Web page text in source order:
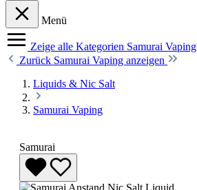
Menü
Zeige alle Kategorien Samurai Vaping
Zurück Samurai Vaping anzeigen
Liquids & Nic Salt
Samurai Vaping
Samurai